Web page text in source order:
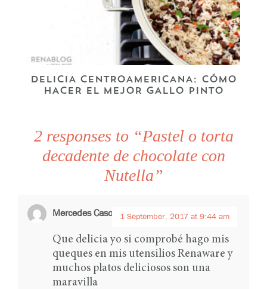
DELICIA CENTROAMERICANA: CÓMO
HACER EL MEJOR GALLO PINTO
2 responses to “Pastel o torta
decadente de chocolate con
Nutella”
Mercedes Caso Romerosays:
1 September, 2017 at 9:44 am
Que delicia yo si comprobé hago mis
queques en mis utensilios Renaware y
muchos platos deliciosos son una
maravilla